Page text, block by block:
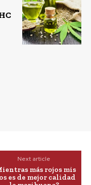
Next article
más rojos mis
es de mejor calidad